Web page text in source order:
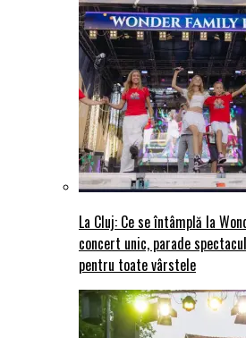
La Cluj: Ce se întâmplă la
concert unic, parade
pentru toate vârstele